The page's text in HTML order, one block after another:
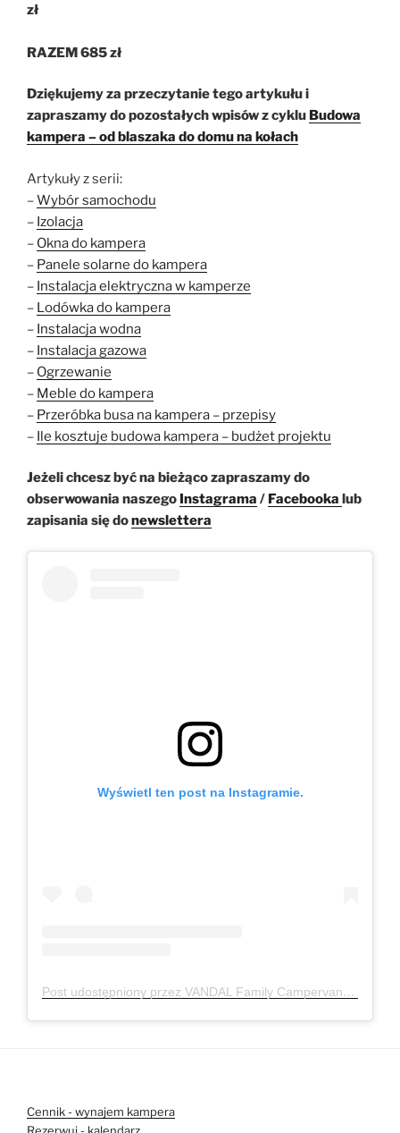
zł
RAZEM 685 zł
Dziękujemy za przeczytanie tego artykułu i
zapraszamy do pozostałych wpisów z cyklu Budowa
kampera – od blaszaka do domu na kołach
Artykuły z serii:
–Wybór samochodu
– Izolacja
– Okna do kampera
– Panele solarne do kampera
– Instalacja elektryczna w kamperze
– Lodówka do kampera
– Instalacja wodna
– Instalacja gazowa
– Ogrzewanie
– Meble do kampera
– Przeróbka busa na kampera – przepisy
– Ile kosztuje budowa kampera – budżet projektu
Jeżeli chcesz być na bieżąco zapraszamy do
obserwowania naszego Instagrama / Facebooka lub
zapisania się donewslettera
Wyświetl ten post na Instagramie.
Post udostępniony przez VANDAL Family Campervan
Cennik - wynajem kampera